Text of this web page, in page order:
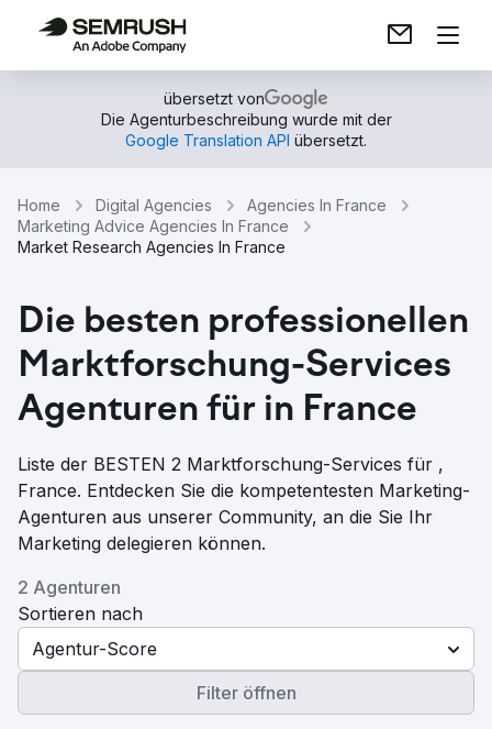
übersetzt von
Die Agenturbeschreibung wurde mit der
Google Translation API übersetzt.
Home Digital Agencies
Agencies In France
Marketing Advice Agencies In France
Market Research Agencies In France
Die besten professionellen
Marktforschung-Services
Agenturen für in France
Liste der BESTEN 2 Marktforschung-Services für ,
France. Entdecken Sie die kompetentesten Marketing-
Agenturen aus unserer Community, an die Sie Ihr
Marketing delegieren können.
2 Agenturen
Sortieren nach
Agentur-Score
Filter öffnen